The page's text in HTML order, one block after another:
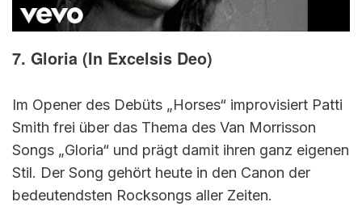
7. Gloria (In Excelsis Deo)
Im Opener des Debüts „Horses“ improvisiert Patti
Smith frei über das Thema des Van Morrisson
Songs „Gloria“ und prägt damit ihren ganz eigenen
Stil. Der Song gehört heute in den Canon der
bedeutendsten Rocksongs aller Zeiten.